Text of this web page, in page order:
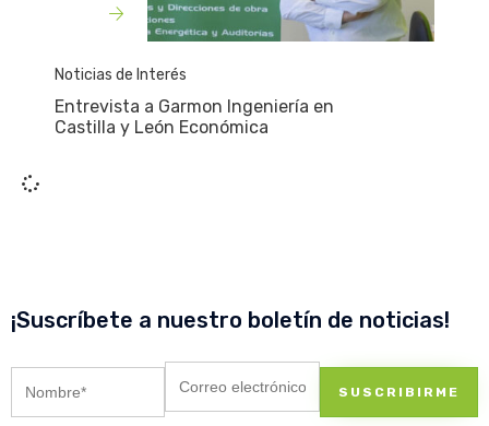
Noticias de Interés
Entrevista a Garmon Ingeniería en
Castilla y León Económica
¡Suscríbete a nuestro boletín de noticias!